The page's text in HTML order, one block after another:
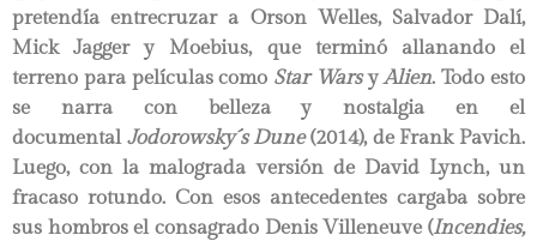
pretendía entrecruzar a Orson Welles, Salvador Dalí,
Mick Jagger y Moebius, que terminó allanando el
terreno para películas como Star WarsyAlien. Todo esto
se narra con belleza y nostalgia en el
documental Jodorowsky´s Dune(2014), de Frank Pavich.
Luego, con la malograda versión de David Lynch, un
fracaso rotundo. Con esos antecedentes cargaba sobre
sus hombros el consagrado Denis Villeneuve (Incendies,